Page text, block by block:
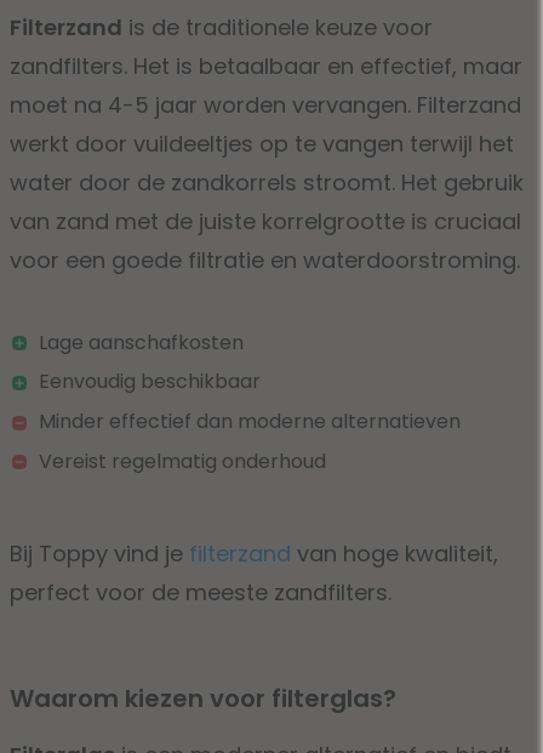
Filterzand is de traditionele keuze voor
zandfilters. Het is betaalbaar en effectief, maar
moet na 4-5 jaar worden vervangen. Filterzand
werkt door vuildeeltjes op te vangen terwijl het
water door de zandkorrels stroomt. Het gebruik
van zand met de juiste korrelgrootte is cruciaal
voor een goede filtratie en waterdoorstroming.
Lage aanschafkosten
Eenvoudig beschikbaar
Minder effectief dan moderne alternatieven
Vereist regelmatig onderhoud
Bij Toppy vind je filterzand van hoge kwaliteit,
perfect voor de meeste zandfilters.
Waarom kiezen voor filterglas?